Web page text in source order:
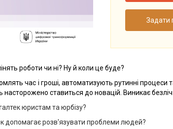
Задати
роботи чи ні? Ну й коли це буде?
час і гроші, автоматизують рутинні
насторожено ставиться до новацій. Виникає
юристам та юрбізу?
допомагає розв'язувати проблеми людей?